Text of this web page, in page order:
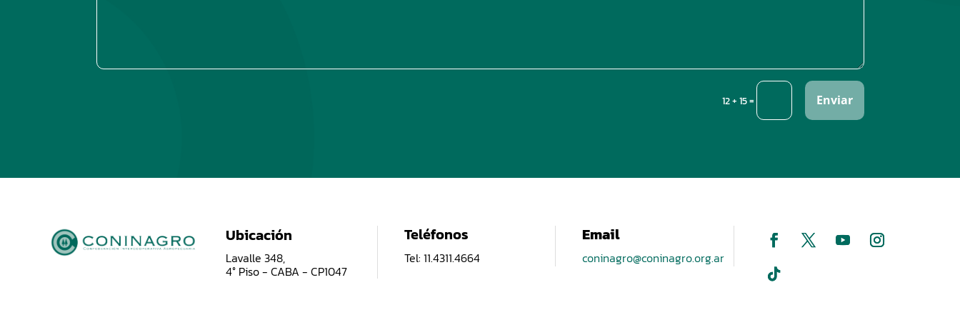
12 + 15= Enviar
Ubicación
Lavalle 348,
4° Piso - CABA - CP1047
Teléfonos
Tel: 11.4311.4664
Email
coninagro@coninagro.org.ar